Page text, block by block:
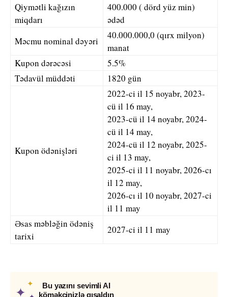
Qiymətli kağızın
miqdarı
400.000 ( dörd yüz min)
ədəd
Məcmu nominal dəyəri
40.000.000,0 (qırx milyon)
manat
Kupon dərəcəsi
5.5%
Tədavül müddəti
1820 gün
Kupon ödənişləri
2022-ci il 15 noyabr, 2023-
cü il 16 may,
2023-cü il 14 noyabr, 2024-
cü il 14 may,
2024-cü il 12 noyabr, 2025-
ci il 13 may,
2025-ci il 11 noyabr, 2026-cı
il 12 may,
2026-cı il 10 noyabr, 2027-ci
il 11 may
Əsas məbləğin ödəniş
tarixi
2027-ci il 11 may
✦
✦
Bu yazını sevimli AI
köməkçinizlə qısaldın